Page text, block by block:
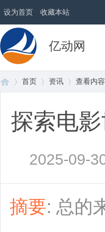
设为首页 收藏本站
亿动网
首页
›
资讯 查看内容
探索电
2025-09-
摘要: 总的